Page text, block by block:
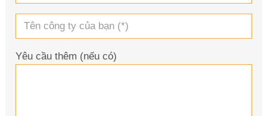
Yêu cầu thêm (nếu có)